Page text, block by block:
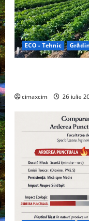
ECO - Tehnic
cimaxcim 26 iulie